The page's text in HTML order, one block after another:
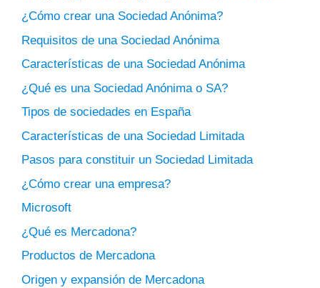
¿Cómo crear una Sociedad Anónima?
Requisitos de una Sociedad Anónima
Características de una Sociedad Anónima
¿Qué es una Sociedad Anónima o SA?
Tipos de sociedades en España
Características de una Sociedad Limitada
Pasos para constituir un Sociedad Limitada
¿Cómo crear una empresa?
Microsoft
¿Qué es Mercadona?
Productos de Mercadona
Origen y expansión de Mercadona